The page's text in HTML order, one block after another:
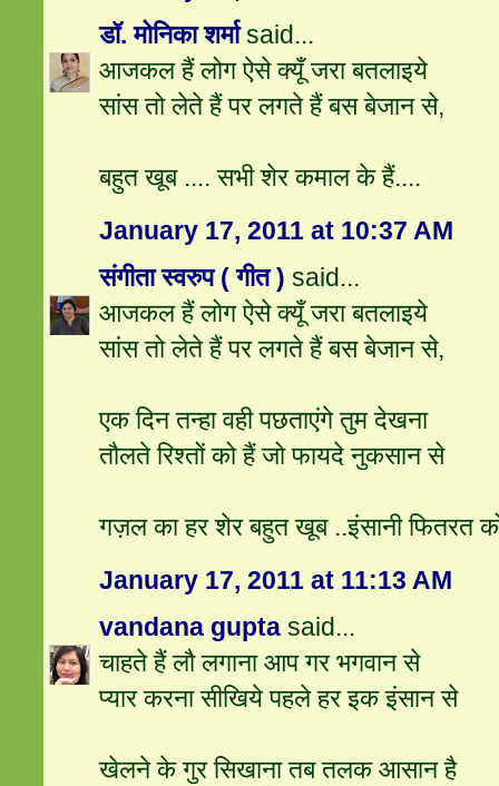
डॉ. मोनिका शर्माsaid...
आजकल हैं लोग ऐसे क्यूँ जरा बतलाइये
सांस तो लेते हैं पर लगते हैं बस बेजान से,
बहुत खूब .... सभी शेर कमाल के हैं....
January 17, 2011 at 10:37 AM
संगीता स्वरुप ( गीत ) said...
आजकल हैं लोग ऐसे क्यूँ जरा बतलाइये
सांस तो लेते हैं पर लगते हैं बस बेजान से,
एक दिन तन्हा वही पछताएंगे तुम देखना
तौलते रिश्‍तों को हैं जो फायदे नुकसान से
गज़ल का हर शेर बहुत खूब ..इंसानी फितरत
January 17, 2011 at 11:13 AM
vandana gupta said...
चाहते हैं लौ लगाना आप गर भगवान से
प्‍यार करना सीखिये पहले हर इक इंसान से
खेलने के गुर सिखाना तब तलक आसान है